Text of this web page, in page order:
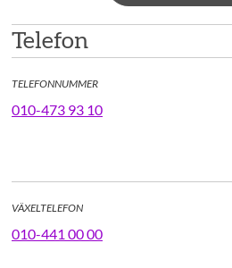
Telefon
TELEFONNUMMER
010-473 93 10
VÄXELTELEFON
010-441 00 00